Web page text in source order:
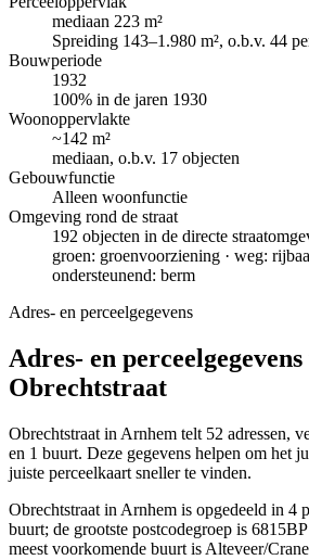
mediaan 223 m²
Spreiding 143–1.980 m², o.b.v. 44
Bouwperiode
1932
100% in de jaren 1930
Woonoppervlakte
~142 m²
mediaan, o.b.v. 17 objecten
Gebouwfunctie
Alleen woonfunctie
Omgeving rond de straat
192 objecten in de directe
groen: groenvoorziening · weg:
ondersteunend: berm
Adres- en perceelgegevens
Adres- en
Obrechtstraat
Obrechtstraat in Arnhem telt 52 adressen,
en 1 buurt. Deze gegevens helpen om het
juiste perceelkaart sneller te vinden.
Obrechtstraat in Arnhem is opgedeeld in 4
buurt; de grootste postcodegroep is
meest voorkomende buurt is Alteveer/